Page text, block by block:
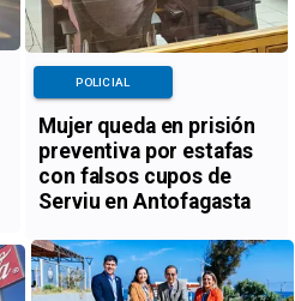
Mujer queda en prisión
preventiva por estafas
con falsos cupos de
Serviu en Antofagasta
POLICIAL